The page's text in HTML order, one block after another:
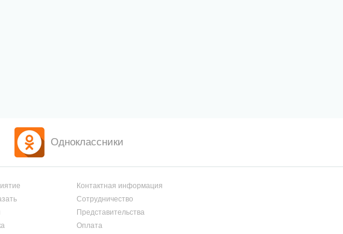
Одноклассники
Контактная информация
Сотрудничество
Представительства
Оплата